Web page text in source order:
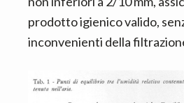
prodotto igienico valido,
inconvenienti della